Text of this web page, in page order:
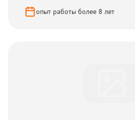
опыт работы более 8 лет